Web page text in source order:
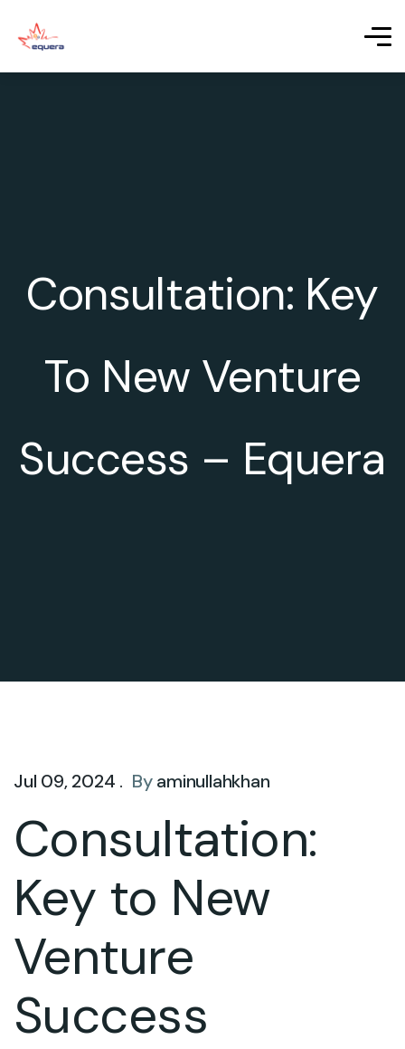
Consultation: Key
To New Venture
Success – Equera
Jul 09, 2024 . Byaminullahkhan
Consultation:
Key to New
Venture
Success